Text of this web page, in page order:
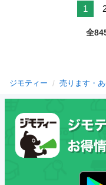
1
全
ジモティー 売ります・